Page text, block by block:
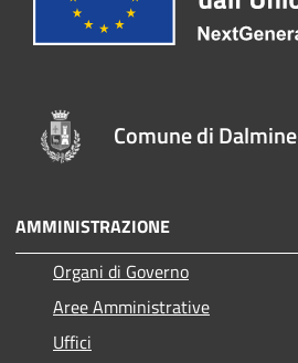
Comune di Dalmine
AMMINISTRAZIONE
Organi di Governo
Aree Amministrative
Uffici